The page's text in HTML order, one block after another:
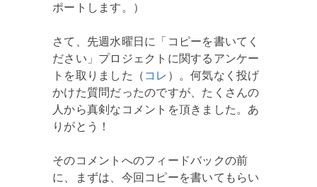
ポートします。）
さて、先週水曜日に「コピーを書いてく
ださい」プロジェクトに関するアンケー
トを取りました（ コレ ）。何気なく投げ
かけた質問だったのですが、たくさんの
人から真剣なコメントを頂きました。あ
りがとう！
そのコメントへのフィードバックの前
に、まずは、今回コピーを書いてもらい